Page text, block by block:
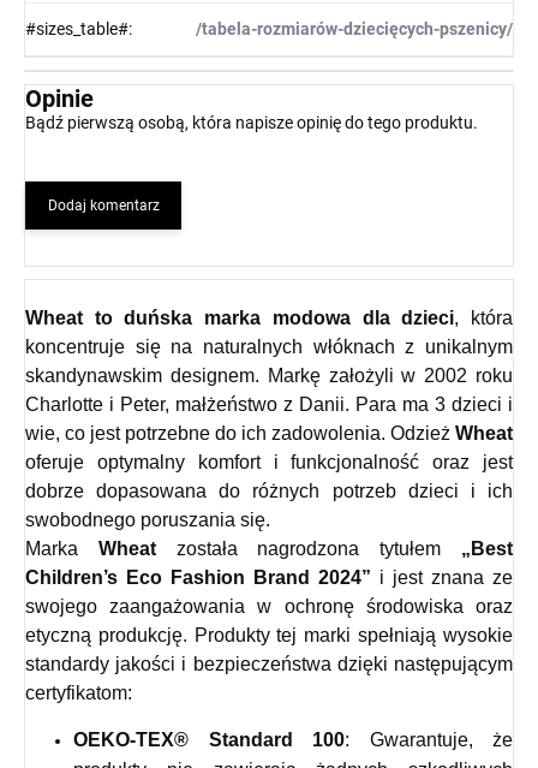
#sizes_table#: /tabela-rozmiarów-dziecięcych-pszenicy/
Opinie
Bądź pierwszą osobą, która napisze opinię do tego produktu.
Dodaj komentarz
Wheat to duńska marka modowa dla dzieci, która
koncentruje się na naturalnych włóknach z unikalnym
skandynawskim designem. Markę założyli w 2002 roku
Charlotte i Peter, małżeństwo z Danii. Para ma 3 dzieci i
wie, co jest potrzebne do ich zadowolenia. Odzież Wheat
oferuje optymalny komfort i funkcjonalność oraz jest
dobrze dopasowana do różnych potrzeb dzieci i ich
swobodnego poruszania się.
Marka Wheatzostała nagrodzona tytułem „Best
Children’s Eco Fashion Brand 2024” i jest znana ze
swojego zaangażowania w ochronę środowiska oraz
etyczną produkcję. Produkty tej marki spełniają wysokie
standardy jakości i bezpieczeństwa dzięki następującym
certyfikatom:
OEKO-TEX® Standard 100: Gwarantuje, że